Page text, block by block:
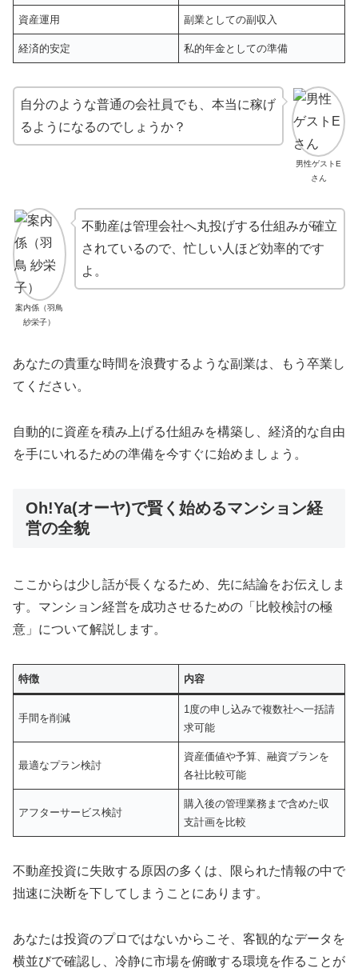
資産運用 副業としての副収入
経済的安定 私的年金としての準備
男性ゲストE
さん
自分のような普通の会社員でも、本当に稼げ
るようになるのでしょうか？
案内係（羽鳥
紗栄子）
不動産は管理会社へ丸投げする仕組みが確立
されているので、忙しい人ほど効率的です
よ。
あなたの貴重な時間を浪費するような副業は、もう卒業し
てください。
自動的に資産を積み上げる仕組みを構築し、経済的な自由
を手にいれるための準備を今すぐに始めましょう。
Oh!Ya(オーヤ)で賢く始めるマンション経
営の全貌
ここからは少し話が長くなるため、先に結論をお伝えしま
す。マンション経営を成功させるための「比較検討の極
意」について解説します。
特徴 内容
手間を削減
1度の申し込みで複数社へ一括請
求可能
最適なプラン検討
資産価値や予算、融資プランを
各社比較可能
アフターサービス検討
購入後の管理業務まで含めた収
支計画を比較
不動産投資に失敗する原因の多くは、限られた情報の中で
拙速に決断を下してしまうことにあります。
あなたは投資のプロではないからこそ、客観的なデータを
横並びで確認し、冷静に市場を俯瞰する環境を作ることが